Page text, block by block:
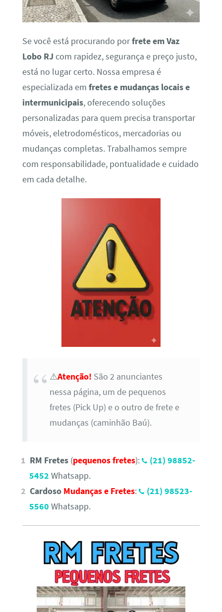
Se você está procurando porfrete em Vaz
Lobo RJ com rapidez, segurança e preço justo,
está no lugar certo. Nossa empresa é
especializada em fretes e mudanças locais e
intermunicipais, oferecendo soluções
personalizadas para quem precisa transportar
móveis, eletrodomésticos, mercadorias ou
mudanças completas. Trabalhamos sempre
com responsabilidade, pontualidade e cuidado
em cada detalhe.
⚠️Atenção! São 2 anunciantes
nessa página, um de pequenos
fretes (Pick Up) e o outro de frete e
mudanças (caminhão Baú).
RM Fretes (pequenos fretes):
(21) 98852-
5452 Whatsapp.
Cardoso Mudanças e Fretes:
(21) 98523-
5560 Whatsapp.